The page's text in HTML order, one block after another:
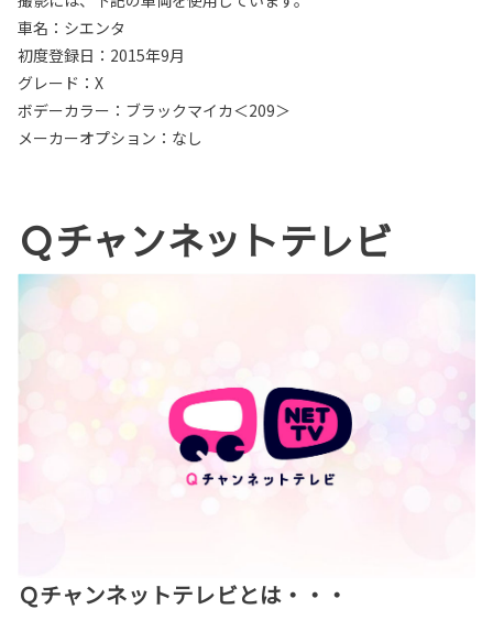
車名：シエンタ
初度登録日：2015年9月
グレード：X
ボデーカラー：ブラックマイカ＜209＞
メーカーオプション：なし
Ｑチャンネットテレビ
Ｑチャンネットテレビとは・・・